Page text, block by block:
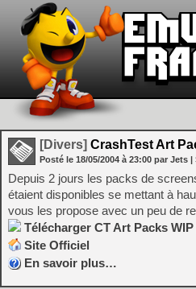
[Divers] CrashTest Art
Posté le 18/05/2004 à 23:00 par Jets |
Depuis 2 jours les packs de
étaient disponibles se mettant à
vous les propose avec un peu de
Télécharger CT Art Packs
Site Officiel
En savoir plus…